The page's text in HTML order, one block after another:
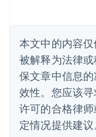
本文中的内容
被解释为法律
保文章中信息
效性。您应该
许可的合格律
定情况提供建议
保加利亚
English
比利时
Nederlands
波兰
丹麦
English
德国
DeutschEnglish